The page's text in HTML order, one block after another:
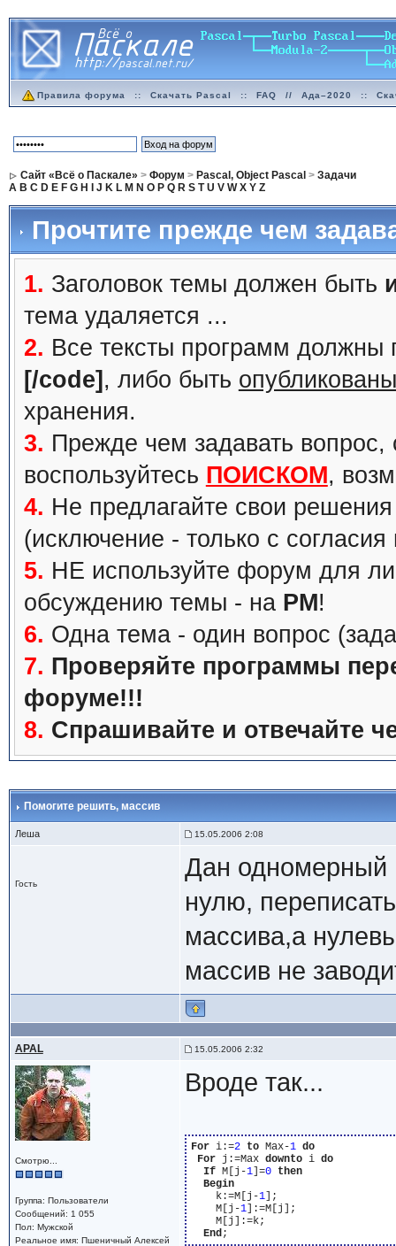
Правила форума :: Скачать Pascal :: FAQ // Ада–2020 ::
Сайт «Всё о Паскале» > Форум > Pascal, Object Pascal > Задачи
A B C D E F G H J K L M N O P Q R S T U V W X Y Z
Прочтите прежде чем
1. Заголовок темы должен быть
тема удаляется ...
2. Все тексты программ должны
[/code] , либо быть
хранения.
3. Прежде чем задавать вопрос,
воспользуйтесь ПОИСКОМ,
4. Не предлагайте свои
(исключение - только с
5. НЕ используйте форум для
обсуждению темы - на PM!
6. Одна тема - один вопрос
7. Проверяйте программы
форуме!!!
8. Спрашивайте и отвечайте
Помогите решить, массив
Леша 15.05.2006 2:08
Гость
Дан одномерный
нулю,
массива,а
массив не
APAL 15.05.2006 2:32
Смотрю...
Группа: Пользователи
Сообщений: 1 055
Пол: Мужской
Реальное имя: Пшеничный Алексей
Вроде так...
For i:=2 to Max-1 do
For j:=Max downto i do
If M[j-1]=0 then
Begin
    k:=M[j-
1];
    M[j-
1]:=M[j];
    M[j]:=k;
End